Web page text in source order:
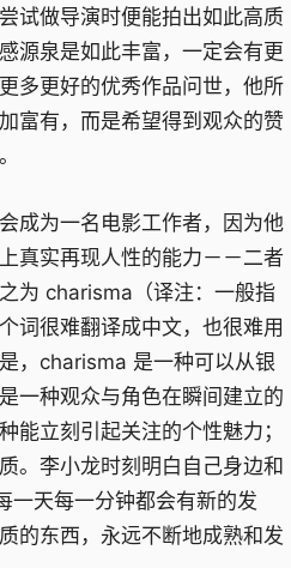
试做导演时便能拍出如此高质
源泉是如此丰富，一定会有更
多更好的优秀作品问世，他所
富有，而是希望得到观众的赞
为一名电影工作者，因为他
真实再现人性的能力－－二者
为 charisma（译注：一般指
词很难翻译成中文，也很难用
，charisma 是一种可以从银
一种观众与角色在瞬间建立的
能立刻引起关注的个性魅力；
。李小龙时刻明白自己身边和
天每一分钟都会有新的发
的东西，永远不断地成熟和发